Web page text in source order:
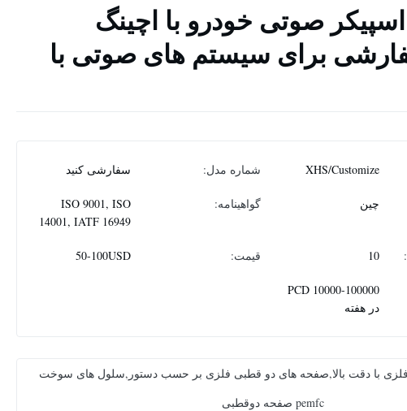
صوتی خودرو با اچینگ
برای سیستم های صوتی با
XHS/Customize شماره مدل: سفارشی کنید
چین گواهینامه:
ISO 9001, ISO
14001, IATF 16949
10 قیمت: 50-100USD
10000-100000 PCD
در هفته
با دقت بالا,صفحه های دو قطبی فلزی بر حسب دستور,سلول های سوخت
pemfc صفحه دوقطبی